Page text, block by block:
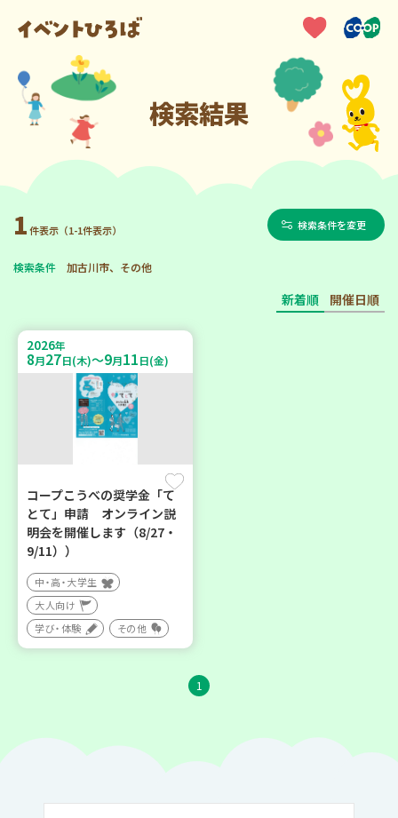
検索結果
1件表示（1-1件表示） 検索条件を変更
検索条件 加古川市、その他
新着順 開催日順
2026年
8月27日(木)～9月11日(金)
コープこうべの奨学金「て
とて」申請 オンライン説
明会を開催します（8/27・
9/11））
中・高・大学生
大人向け
学び・体験
その他
1